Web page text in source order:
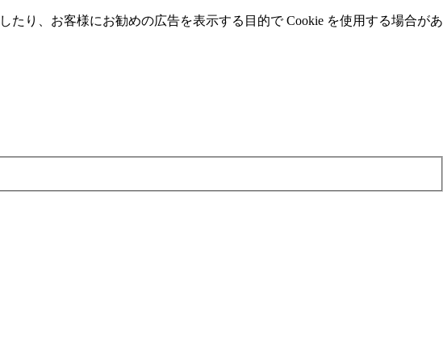
り、お客様にお勧めの広告を表⽰する⽬的で Cookie を使⽤する場合があ